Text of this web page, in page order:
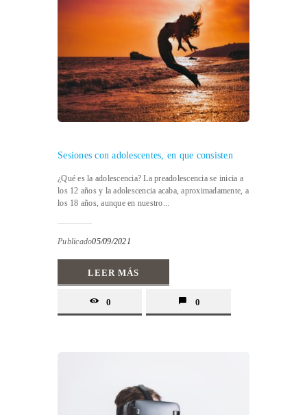
Sesiones con adolescentes, en que consisten
¿Qué es la adolescencia? La preadolescencia se inicia a
los 12 años y la adolescencia acaba, aproximadamente, a
los 18 años, aunque en nuestro...
Publicado05/09/2021
LEER MÁS
0 0